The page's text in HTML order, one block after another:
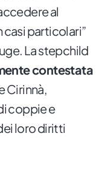
al
particolari”
La stepchild
contestata
Cirinnà,
coppie e
loro diritti